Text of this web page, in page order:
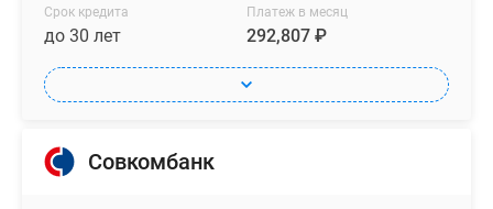
Срок кредита
до 30 лет
Платеж в месяц
292,807 ₽
Совкомбанк